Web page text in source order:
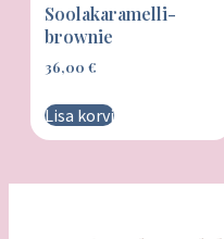
Soolakaramelli-
brownie
36,00 €
Lisa korvi